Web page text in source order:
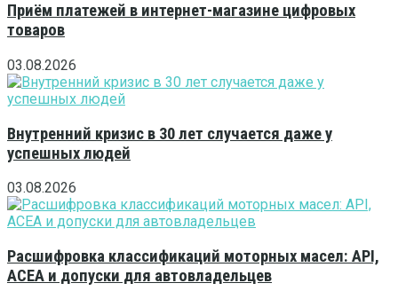
Приём платежей в интернет-магазине цифровых
товаров
03.08.2026
Внутренний кризис в 30 лет случается даже у
успешных людей
03.08.2026
Расшифровка классификаций моторных масел: API,
ACEA и допуски для автовладельцев